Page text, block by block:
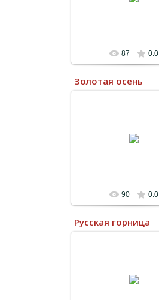
87 0.0
Золотая осень
90 0.0
Русская горница